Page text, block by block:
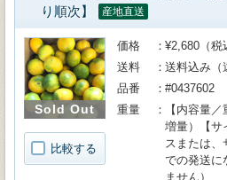
り順次】
産地直送
Sold Out
比較する
価格
¥2,680（税
送料
送料込み（
品番
#0437602
重量
【内容量
増量）【
スまたは、
での発送に
ません）